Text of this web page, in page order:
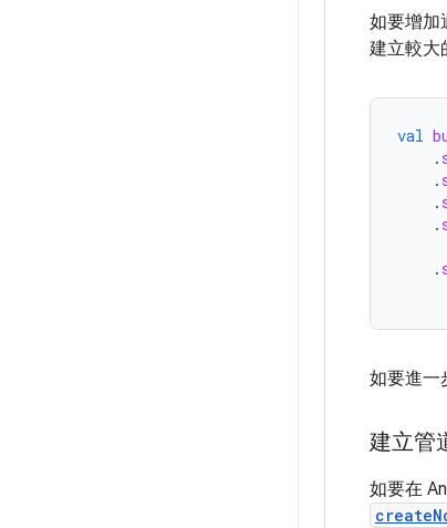
如要增加
建立較大
val
.
.
.
.
.
如要進一
建立管
如要在